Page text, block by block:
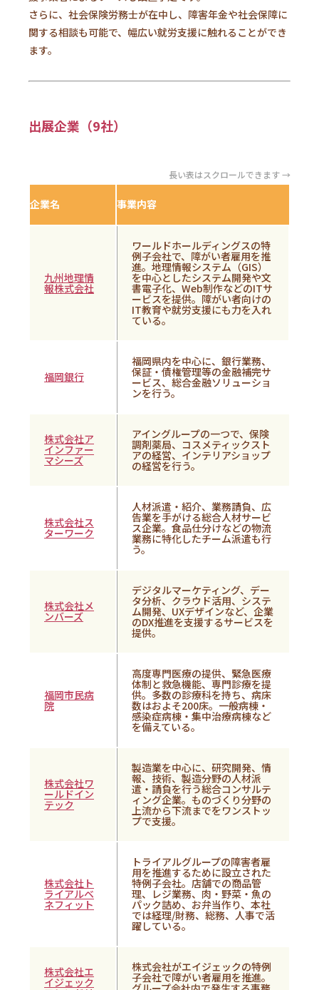
さらに、社会保険労務士が在中し、障害年金や社会保障に
関する相談も可能で、幅広い就労支援に触れることができ
ます。
出展企業（9社）
長い表はスクロールできます →
企業名 事業内容
九州地理情
報株式会社
ワールドホールディングスの特
例子会社で、障がい者雇用を推
進。地理情報システム（GIS）
を中心としたシステム開発や文
書電子化、Web制作などのITサ
ービスを提供。障がい者向けの
IT教育や就労支援にも力を入れ
ている。
福岡銀行
福岡県内を中心に、銀行業務、
保証・債権管理等の金融補完サ
ービス、総合金融ソリューショ
ンを行う。
株式会社ア
インファー
マシーズ
アイングループの一つで、 保険
調剤薬局、コスメティックスト
アの経営、インテリアショップ
の経営を行う。
株式会社ス
ターワーク
人材派遣・紹介、業務請負、広
告業を手がける総合人材サービ
ス企業。食品仕分けなどの物流
業務に特化したチーム派遣も行
う。
株式会社メ
ンバーズ
デジタルマーケティング、デー
タ分析、クラウド活用、システ
ム開発、UXデザインなど、企業
のDX推進を支援するサービスを
提供。
福岡市民病
院
高度専門医療の提供、 緊急医療
体制と救急機能、専門診療を提
供。多数の診療科を持ち、病床
数はおよそ200床。一般病棟・
感染症病棟・集中治療病棟など
を備えている。
株式会社ワ
ールドイン
テック
製造業を中心に、研究開発、情
報、技術、製造分野の人材派
遣・請負を行う総合コンサルテ
ィング企業。ものづくり分野の
上流から下流までをワンストッ
プで支援。
株式会社ト
ライアルベ
ネフィット
トライアルグループの障害者雇
用を推進するために設立された
特例子会社。店舗での商品管
理、レジ業務、肉・野菜・魚の
パック詰め、お弁当作り、本社
では経理/財務、総務、人事で活
躍している。
株式会社エ
イジェック
株式会社がエイジェックの特例
子会社で障がい者雇用を推進。